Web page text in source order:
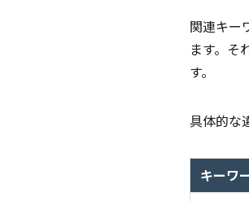
関連キー
ます。そ
す。
具体的な
キーワ